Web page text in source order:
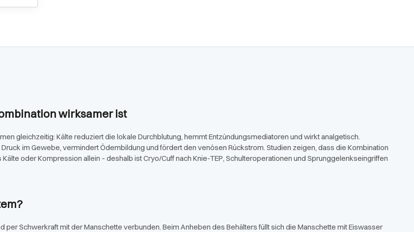
wirksamer ist
gleichzeitig: Kälte reduziert die lokale Durchblutung, hemmt Entzündungsmediatoren und wirkt analgetisch.
im Gewebe, vermindert Ödembildung und fördert den venösen Rückstrom. Studien zeigen, dass die Kombination
oder Kompression allein – deshalb ist Cryo/Cuff nach Knie-TEP, Schulteroperationen und Sprunggelenkseingriffen
per Schwerkraft mit der Manschette verbunden. Beim Anheben des Behälters füllt sich die Manschette mit Eiswasser